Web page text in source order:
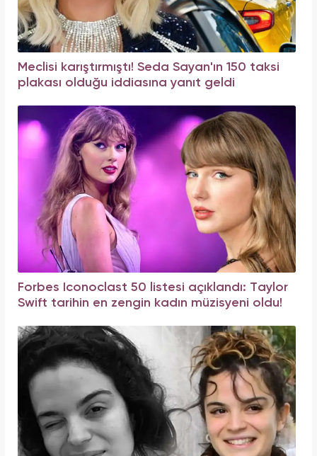
Meclisi karıştırmıştı! Seda Sayan'ın 150 taksi
plakası olduğu iddiasına yanıt geldi
Forbes Iconoclast 50 listesi açıklandı: Taylor
Swift tarihin en zengin kadın müzisyeni oldu!